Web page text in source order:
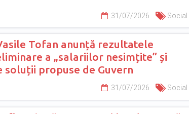
31/07/2026 Social
Tofan anunță rezultatele
a „salariilor nesimțite” și
soluții propuse de Guvern
31/07/2026 Social